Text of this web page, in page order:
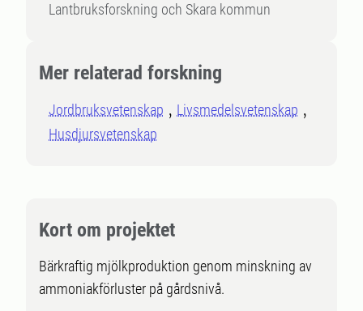
Lantbruksforskning och Skara kommun
Mer relaterad forskning
Jordbruksvetenskap
Livsmedelsvetenskap
Husdjursvetenskap
Kort om projektet
Bärkraftig mjölkproduktion genom minskning av
ammoniakförluster på gårdsnivå.